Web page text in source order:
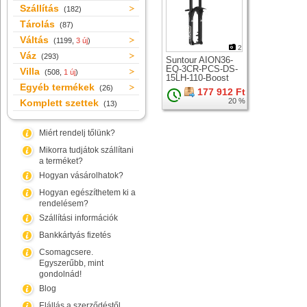
Szállítás (182)
Tárolás (87)
Váltás (1199, 3 új)
Váz (293)
Villa (508, 1 új)
Egyéb termékek (26)
Komplett szettek (13)
Miért rendelj tőlünk?
Mikorra tudjátok szállítani
a terméket?
Hogyan vásárolhatok?
Hogyan egészíthetem ki a
rendelésem?
Szállítási információk
Bankkártyás fizetés
Csomagcsere.
Egyszerűbb, mint
gondolnád!
Blog
2
Suntour AION36-
EQ-3CR-PCS-DS-
15LH-110-Boost
teleszkóp 29er
kerékhez177 912 Ft
20 %